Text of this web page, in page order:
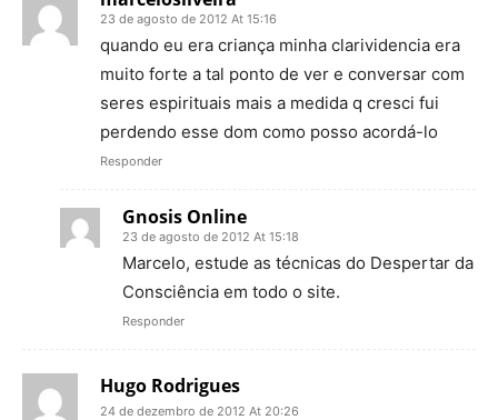
23 de agosto de 2012 At 15:16
quando eu era criança minha clarividencia era
muito forte a tal ponto de ver e conversar com
seres espirituais mais a medida q cresci fui
perdendo esse dom como posso acordá-lo
Responder
Gnosis Online
23 de agosto de 2012 At 15:18
Marcelo, estude as técnicas do Despertar da
Consciência em todo o site.
Responder
Hugo Rodrigues
24 de dezembro de 2012 At 20:26